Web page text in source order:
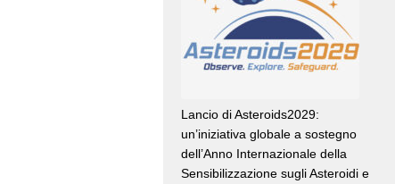
Lancio di Asteroids2029:
un’iniziativa globale a sostegno
dell’Anno Internazionale della
Sensibilizzazione sugli Asteroidi e